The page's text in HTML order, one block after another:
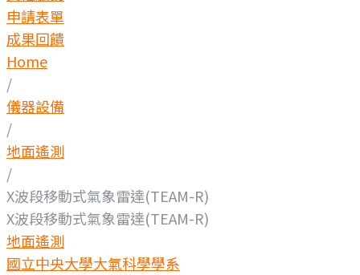
申請表單
成果回饋
Home
/
儀器設備
/
地面遙測
/
X波段移動式氣象雷達(TEAM-R)
X波段移動式氣象雷達(TEAM-R)
地面遙測
國立中央大學大氣科學學系